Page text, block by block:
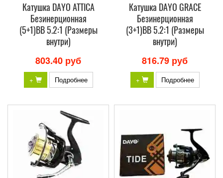
Катушка DAYO ATTICA
Безинерционная
(5+1)BB 5.2:1 (Размеры
внутри)
803.40 руб
+ Подробнее
Катушка DAYO GRACE
Безинерционная
(3+1)BB 5.2:1 (Размеры
внутри)
816.79 руб
+ Подробнее